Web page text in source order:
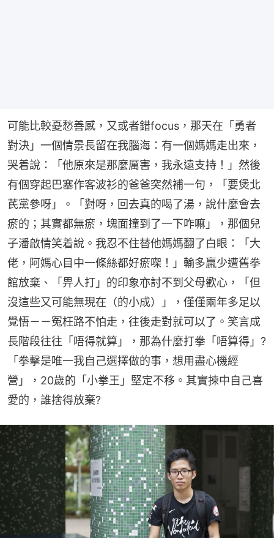
可能比較憂愁善感，又或者錯focus，那天在「勇者
對決」一個情景長留在我腦海：有一個媽媽走出來，
哭着說：「他原來是那麼厲害，我永遠支持！」然後
有個穿起巴塞作客波衫的爸爸突然補一句，「要煲北
芪黨參呀」。「對呀，回去真的喝了湯，說什麼會去
瘀的；其實都無瘀，塊面撞到了一下咋嘛」，那個兒
子潘啟情笑着說。我忍不住替他媽媽翻了白眼：「大
佬，阿媽心目中一條絲都好瘀㗎！」輸多贏少遭舊拳
館放棄、「畀人打」的印象亦討不到父母歡心，「但
沒這些又可能無現在（的小成）」，僅僅兩年多足以
覺悟－－冤枉路不怕走，往後走對就可以了。笑言成
長階段往往「唔得就算」，那為什麼打拳「唔算得」?
「拳擊是唯一我自己選擇做的事，想用盡心機經
營」，20歲的「小拳王」堅定不移。其實揀中自己喜
愛的，誰捨得放棄?